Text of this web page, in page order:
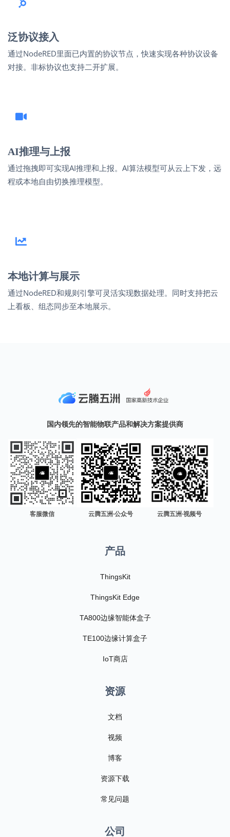
泛协议接入
通过NodeRED里面已内置的协议节点，快速实现各种协议设备
对接。非标协议也支持二开扩展。
AI推理与上报
通过拖拽即可实现AI推理和上报。AI算法模型可从云上下发，远
程或本地自由切换推理模型。
本地计算与展示
通过NodeRED和规则引擎可灵活实现数据处理。同时支持把云
上看板、组态同步至本地展示。
国内领先的智能物联产品和解决方案提供商
客服微信 云腾五洲·公众号 云腾五洲·视频号
产品
ThingsKit
ThingsKit Edge
TA800边缘智能体盒子
TE100边缘计算盒子
IoT商店
资源
文档
视频
博客
资源下载
常见问题
公司